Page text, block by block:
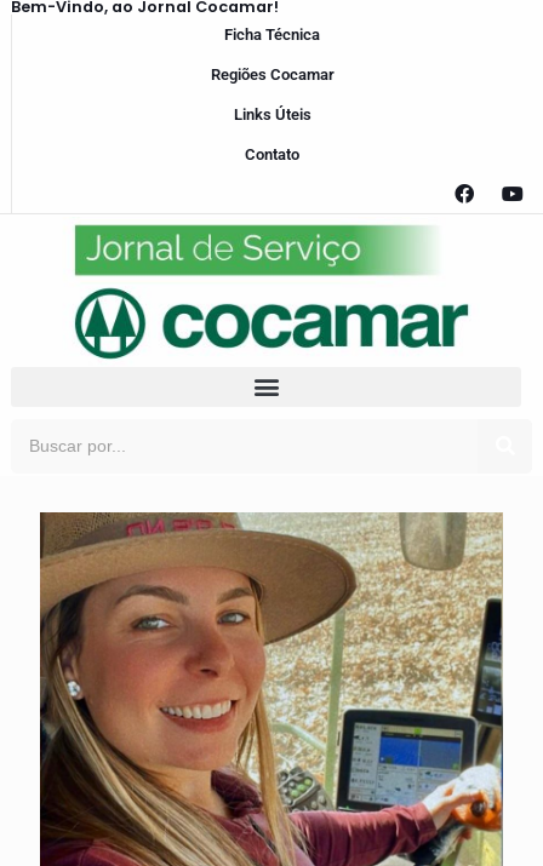
Bem-Vindo, ao Jornal Cocamar!
Ficha Técnica
Regiões Cocamar
Links Úteis
Contato